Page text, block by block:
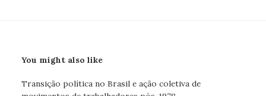
You might also like
Transição política no Brasil e ação coletiva de